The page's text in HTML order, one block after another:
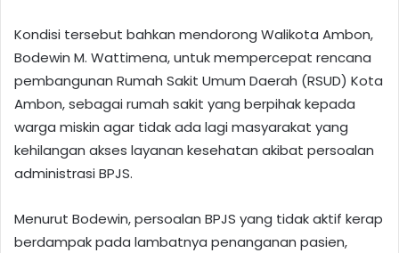
Kondisi tersebut bahkan mendorong Walikota Ambon,
Bodewin M. Wattimena, untuk mempercepat rencana
pembangunan Rumah Sakit Umum Daerah (RSUD) Kota
Ambon, sebagai rumah sakit yang berpihak kepada
warga miskin agar tidak ada lagi masyarakat yang
kehilangan akses layanan kesehatan akibat persoalan
administrasi BPJS.
Menurut Bodewin, persoalan BPJS yang tidak aktif kerap
berdampak pada lambatnya penanganan pasien,